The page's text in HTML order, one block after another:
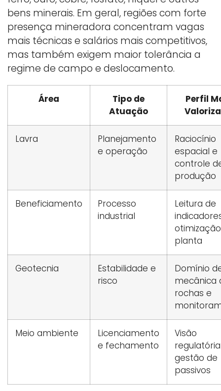
bens minerais. Em geral, regiões com forte
presença mineradora concentram vagas
mais técnicas e salários mais competitivos,
mas também exigem maior tolerância a
regime de campo e deslocamento.
Área
Tipo de
Atuação
Perfil
Lavra
Planejamento
e operação
Raciocínio
espacial e
controle
produção
Beneficiamento
Processo
industrial
Leitura de
planta
Geotecnia
Estabilidade e
risco
Domínio
mecânica
rochas e
Meio ambiente
Licenciamento
e fechamento
Visão
gestão de
passivos